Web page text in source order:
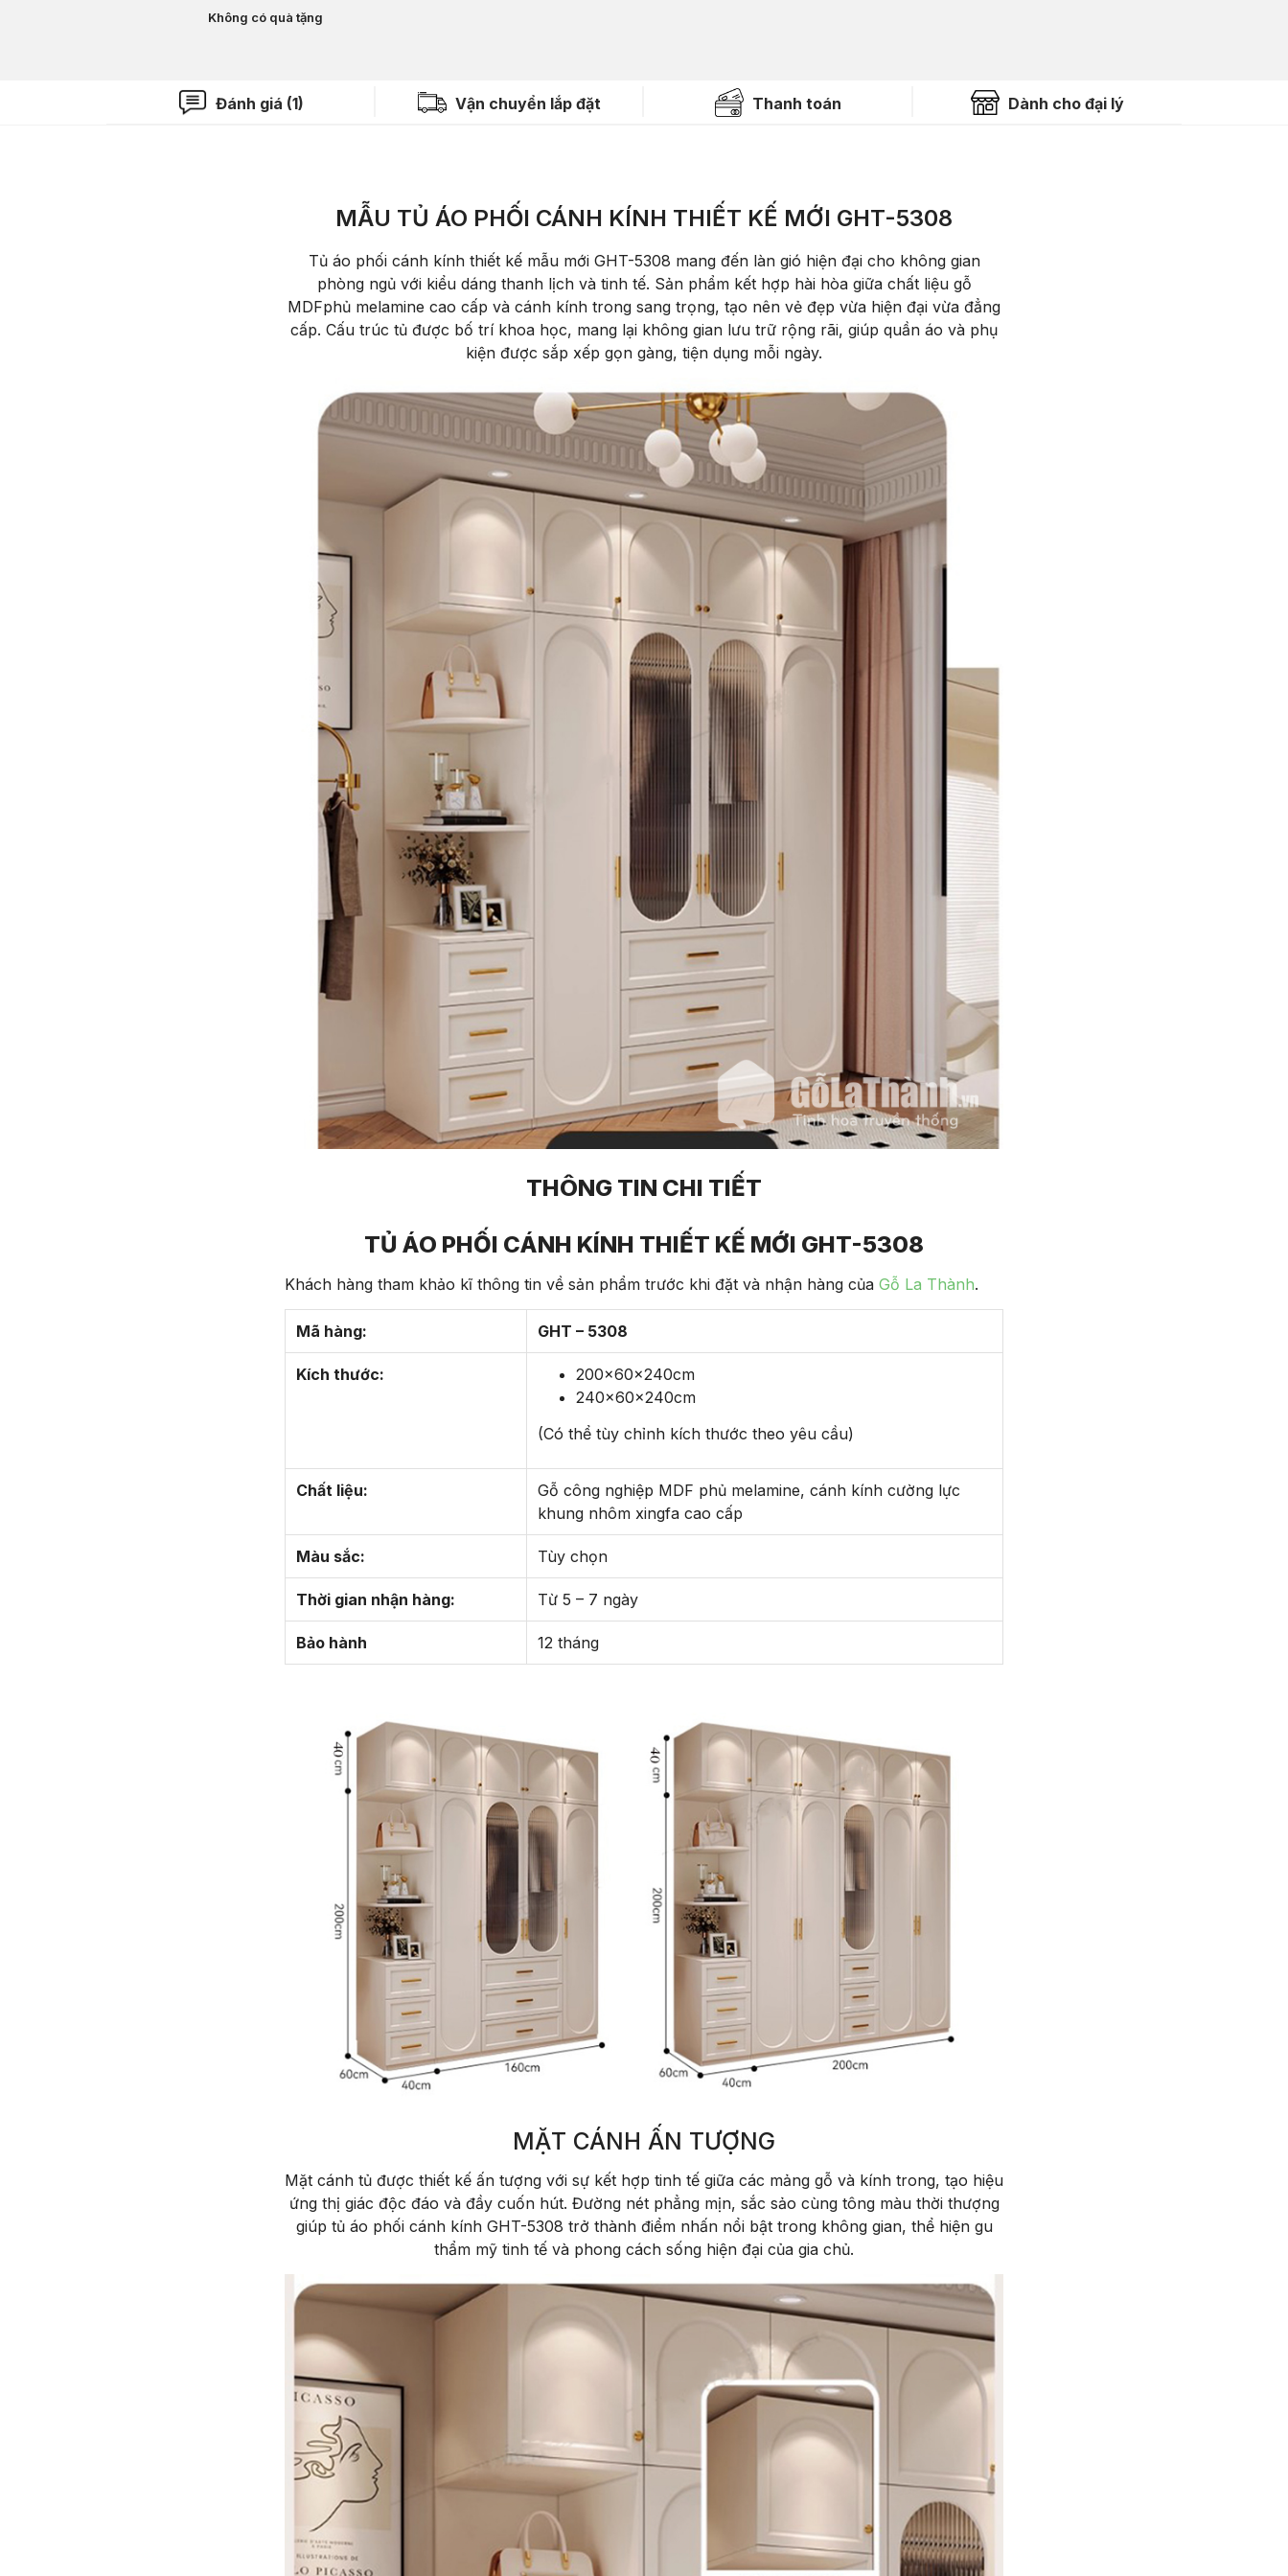
Không có quà tặng
Đánh giá (1) Vận chuyển lắp đặt Thanh toán Dành cho đại lý
MẪU TỦ ÁO PHỐI CÁNH KÍNH THIẾT KẾ MỚI GHT-5308
Tủ áo phối cánh kính thiết kế mẫu mới GHT-5308 mang đến làn gió hiện đại cho không gian
phòng ngủ với kiểu dáng thanh lịch và tinh tế. Sản phẩm kết hợp hài hòa giữa chất liệu gỗ
MDFphủ melamine cao cấp và cánh kính trong sang trọng, tạo nên vẻ đẹp vừa hiện đại vừa đẳng
cấp. Cấu trúc tủ được bố trí khoa học, mang lại không gian lưu trữ rộng rãi, giúp quần áo và phụ
kiện được sắp xếp gọn gàng, tiện dụng mỗi ngày.
THÔNG TIN CHI TIẾT
TỦ ÁO PHỐI CÁNH KÍNH THIẾT KẾ MỚI GHT-5308
Khách hàng tham khảo kĩ thông tin về sản phẩm trước khi đặt và nhận hàng của Gỗ La Thành.
Mã hàng: GHT – 5308
Kích thước:
200x60x240cm
240x60x240cm
(Có thể tùy chỉnh kích thước theo yêu cầu)
Chất liệu:
Gỗ công nghiệp MDF phủ melamine, cánh kính cường lực
khung nhôm xingfa cao cấp
Màu sắc: Tùy chọn
Thời gian nhận hàng: Từ 5 – 7 ngày
Bảo hành 12 tháng
MẶT CÁNH ẤN TƯỢNG
Mặt cánh tủ được thiết kế ấn tượng với sự kết hợp tinh tế giữa các mảng gỗ và kính trong, tạo hiệu
ứng thị giác độc đáo và đầy cuốn hút. Đường nét phẳng mịn, sắc sảo cùng tông màu thời thượng
giúp tủ áo phối cánh kính GHT-5308 trở thành điểm nhấn nổi bật trong không gian, thể hiện gu
thẩm mỹ tinh tế và phong cách sống hiện đại của gia chủ.